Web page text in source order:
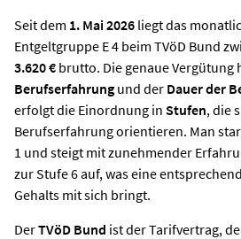
Seit dem 1. Mai 2026 liegt das
Entgeltgruppe E 4 beim TVöD Bund
3.620 € brutto. Die genaue Vergütung
Berufserfahrung und der Dauer der
erfolgt die Einordnung in Stufen, die
Berufserfahrung orientieren. Man
1 und steigt mit zunehmender
zur Stufe 6 auf, was eine
Gehalts mit sich bringt.
DerTVöD Bund ist der Tarifvertrag,